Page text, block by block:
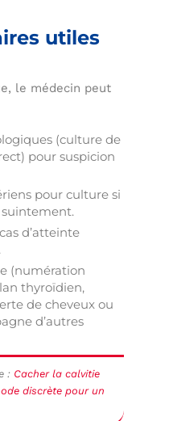
utiles
le médecin peut
(culture de
pour suspicion
pour culture si
suintement.
d’atteinte
(numération
thyroïdien,
de cheveux ou
d’autres
: Cacher la calvitie
discrète pour un